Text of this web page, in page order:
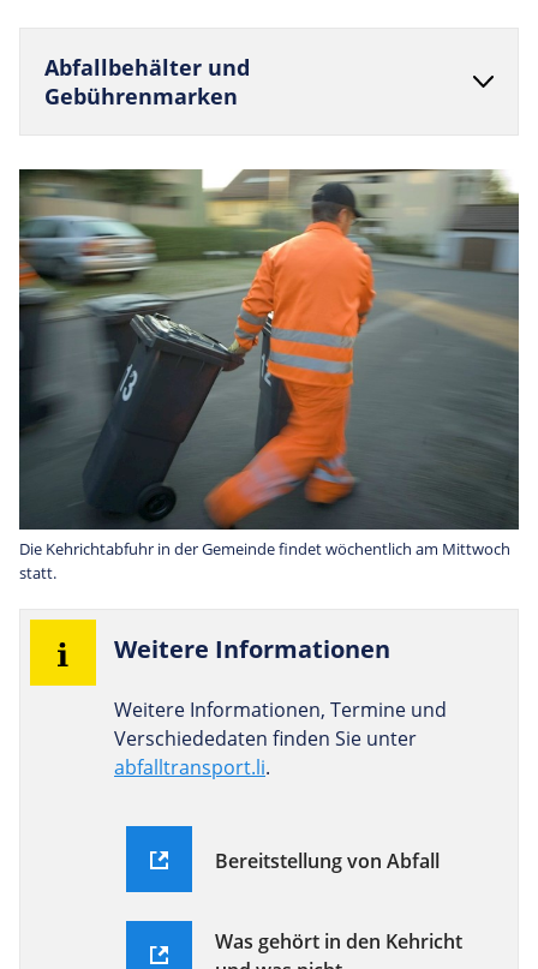
Abfall­be­hälter und
Gebührenmarken
Die Kehrichtabfuhr in der Gemeinde findet wöchentlich am Mittwoch
statt.
Wei­tere Informationen
Weitere Informationen, Termine und
Verschiededaten finden Sie unter
abfalltransport.li.
Bereitstellung von Abfall
Was gehört in den Kehricht